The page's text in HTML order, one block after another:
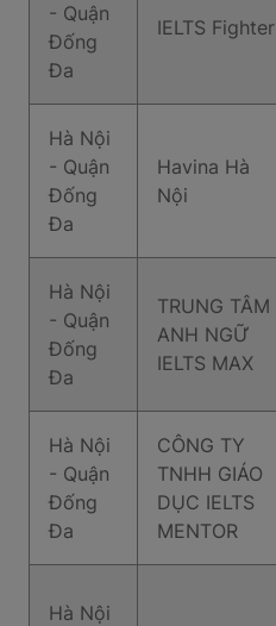
- Quận
Đống
Đa
IELTS Fighter
Hà Nội
- Quận
Đống
Đa
Havina Hà
Nội
Hà Nội
- Quận
Đống
Đa
TRUNG TÂM
ANH NGỮ
IELTS MAX
Hà Nội
- Quận
Đống
Đa
CÔNG TY
TNHH GIÁO
DỤC IELTS
MENTOR
Hà Nội